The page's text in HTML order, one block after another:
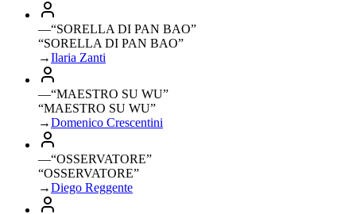
—“SORELLA DI PAN BAO”
“SORELLA DI PAN BAO”
→Ilaria Zanti
—“MAESTRO SU WU”
“MAESTRO SU WU”
→Domenico Crescentini
—“OSSERVATORE”
“OSSERVATORE”
→Diego Reggente